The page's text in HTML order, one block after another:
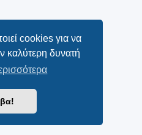
cookies για να
καλύτερη δυνατή